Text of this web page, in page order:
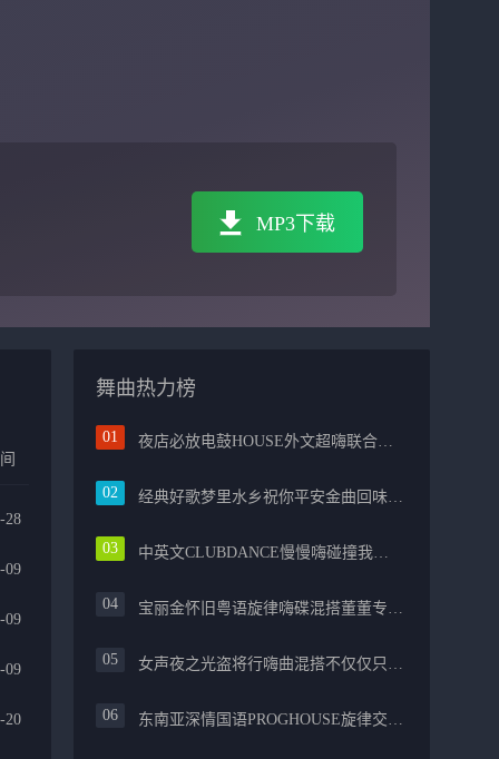
MP3下载
28
09
09
09
20
舞曲热力榜
夜店必放电鼓HOUSE外文超嗨联合爱的路上千万里PROG包房漫步上头
经典好歌梦里水乡祝你平安金曲回味融合光辉岁月气氛中文兄弟串烧
中英文CLUBDANCE慢慢嗨碰撞我的中国心光辉岁月弹鼓车载
宝丽金怀旧粤语旋律嗨碟混搭董董专属越南鼓节奏
女声夜之光盗将行嗨曲混搭不仅仅只是喜欢你PROG舒服
东南亚深情国语PROGHOUSE旋律交织安和桥FUNKY流行情怀串烧